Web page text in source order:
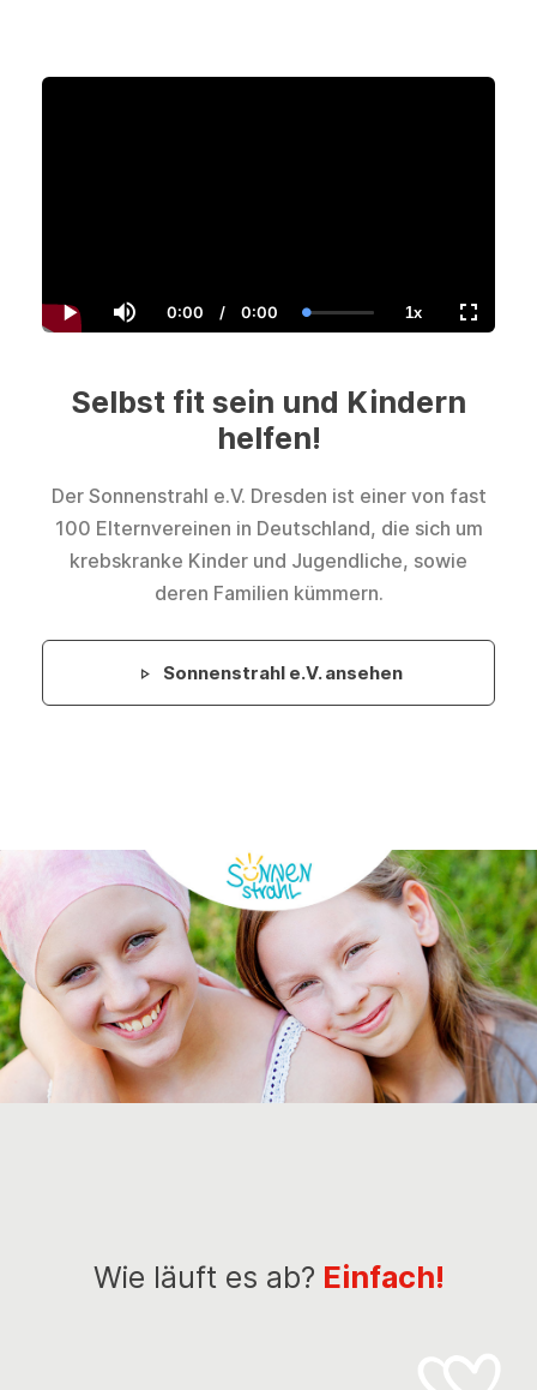
Play Mute
Current
Time
0:00 / Duration
0:00 Loaded:
0.00%
1xPlayback
Rate
Selbst fit sein und Kindern
helfen!
Der Sonnenstrahl e.V. Dresden ist einer von fast
100 Elternvereinen in Deutschland, die sich um
krebskranke Kinder und Jugendliche, sowie
deren Familien kümmern.
Sonnenstrahl e.V. ansehen
Wie läuft es ab? Einfach!